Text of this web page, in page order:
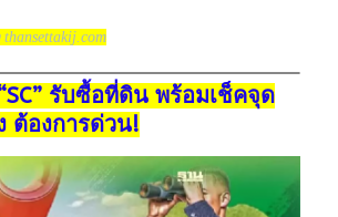
รับซื้อที่ดิน พร้อมเช็คจุด
ต้องการด่วน!